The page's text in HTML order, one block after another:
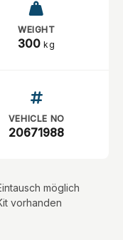
WEIGHT
300 kg
VEHICLE NO
20671988
möglich
vorhanden